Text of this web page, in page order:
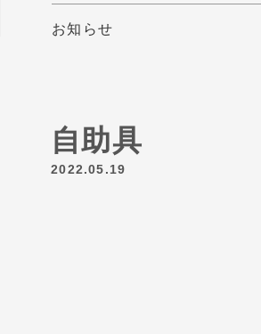
お知らせ
自助具
2022.05.19